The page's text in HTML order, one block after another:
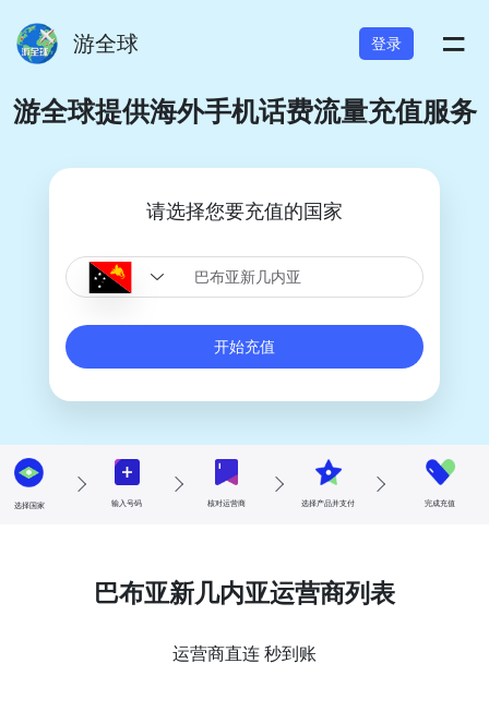
游全球 登录 =
游全球提供海外手机话费流量充值服务
请选择您要充值的国家
开始充值
选择国家 输入号码 核对运营商 选择产品并支付 完成充值
巴布亚新几内亚运营商列表
运营商直连 秒到账